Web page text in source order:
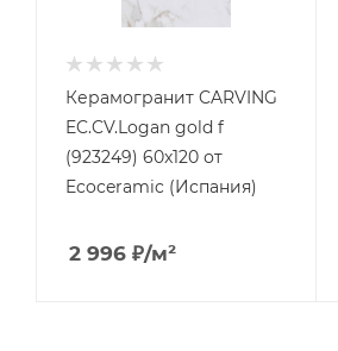
Керамогранит CARVING
EC.CV.Logan gold f
(923249) 60x120 от
Ecoceramic (Испания)
2 996 ₽/м²